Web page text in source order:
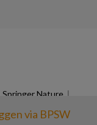
Springer Nature |
via BPSW